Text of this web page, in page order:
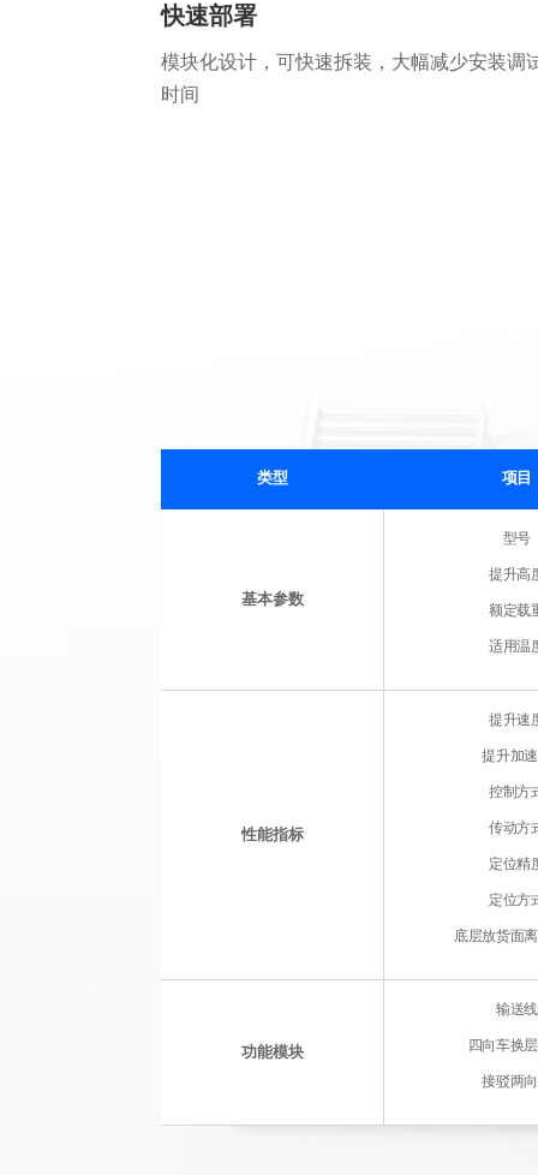
快速部署
模块化设计，可快速拆装，大幅减少安装调
时间
类型 项目
基本参数
型号
提升高
额定载
适用温
性能指标
提升速
提升加
控制方
传动方
定位精
定位方
底层放货面
功能模块
输送线
四向车换
接驳两